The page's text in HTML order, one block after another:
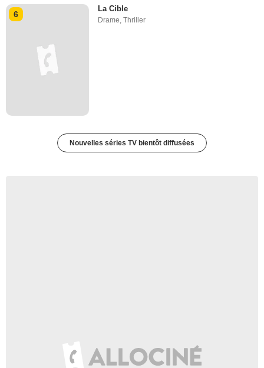
6
La Cible
Drame,Thriller
Nouvelles séries TV bientôt diffusées